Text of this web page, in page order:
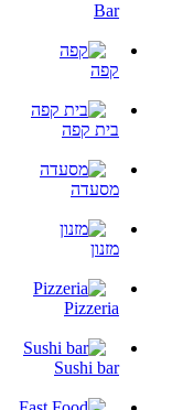
Bar
קפה
בית קפה
מסעדה
מזנון
Pizzeria
Sushi bar